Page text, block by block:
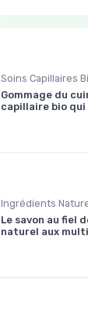
Soins Capillaires
Gommage du
capillaire bio
Le savon au fiel
naturel aux